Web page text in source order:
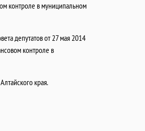
контроле в муниципальном
депутатов от 27 мая 2014
контроле в
края.